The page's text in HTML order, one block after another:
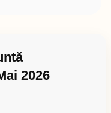
2026